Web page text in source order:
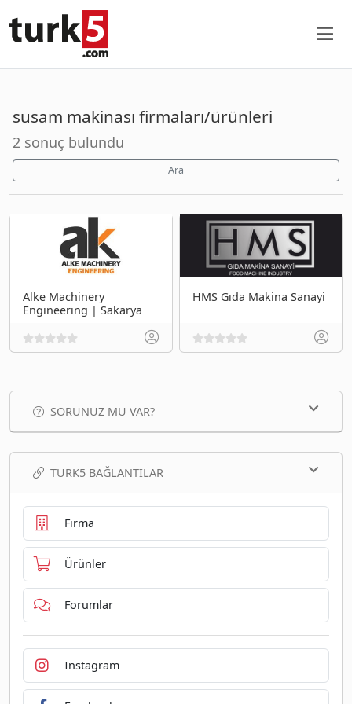
susam makinası firmaları/ürünleri
2 sonuç bulundu
Ara
Alke Machinery
Engineering | Sakarya
HMS Gıda Makina Sanayi
SORUNUZ MU VAR?
TURK5 BAĞLANTILAR
Firma
Ürünler
Forumlar
Instagram